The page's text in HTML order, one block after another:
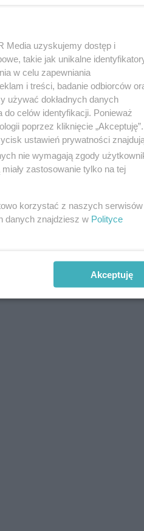
Media uzyskujemy dostęp i
takie jak unikalne
w celu zapewniania
i treści, badanie odbiorców
używać dokładnych danych
celów identyfikacji. Ponieważ
poprzez kliknięcie „Akceptuję”.
ustawień prywatności
nie wymagają zgody
zastosowanie tylko na tej
korzystać z naszych serwisów
danych znajdziesz w Polityce
Akceptuję